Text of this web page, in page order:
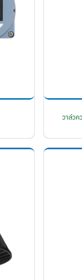
วาล์วค